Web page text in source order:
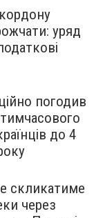
уряд
погодив
до 4
скликатиме
через